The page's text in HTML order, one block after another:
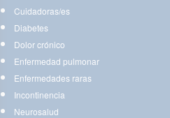
Cuidadoras/es
Diabetes
Dolor crónico
Enfermedad pulmonar
Enfermedades raras
Incontinencia
Neurosalud